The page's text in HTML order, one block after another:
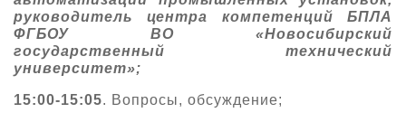
руководитель центра компетенций БПЛА
ФГБОУ ВО «Новосибирский
государственный технический
университет»;
15:00-15:05. Вопросы, обсуждение;